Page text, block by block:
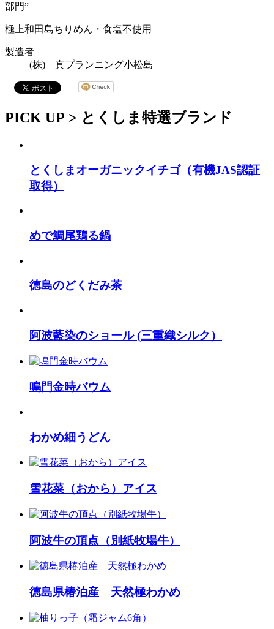
部門”
極上和田島ちりめん・食塩不使用
製造者
(株) 真プランニング小松島
PICK UP > とくしま特選ブランド
とくしまオーガニックイチゴ（有機JAS認証
取得）
めで鯛尾鶏る鍋
徳島のどくだみ茶
阿波藍染のショール (三重織シルク）
鳴門金時バウム
わかめ細うどん
雪花菜（おから）アイス
阿波牛の頂点（別紙牧場牛）
徳島県椿泊産 天然極わかめ